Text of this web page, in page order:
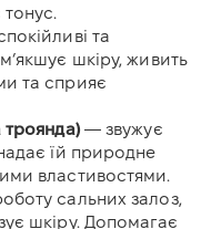
та
шкіру, живить
та сприяє
троянда)— звужує
їй природне
властивостями.
сальних залоз,
шкіру. Допомагає